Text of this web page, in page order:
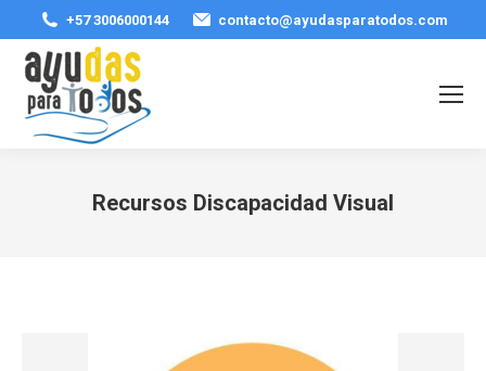
+57 3006000144 contacto@ayudasparatodos.com
Recursos Discapacidad Visual